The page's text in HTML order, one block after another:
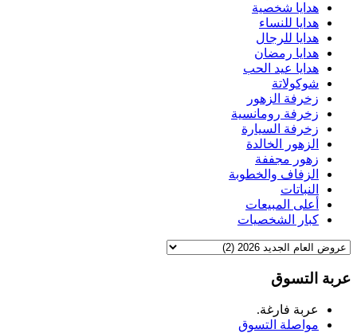
هدايا شخصية
هدايا للنساء
هدايا للرجال
هدايا رمضان
هدايا عيد الحب
شوكولاتة
زخرفة الزهور
زخرفة رومانسية
زخرفة السيارة
الزهور الخالدة
زهور مجففة
الزفاف والخطوبة
النباتات
أعلى المبيعات
كبار الشخصيات
عربة التسوق
عربة فارغة.
مواصلة التسوق